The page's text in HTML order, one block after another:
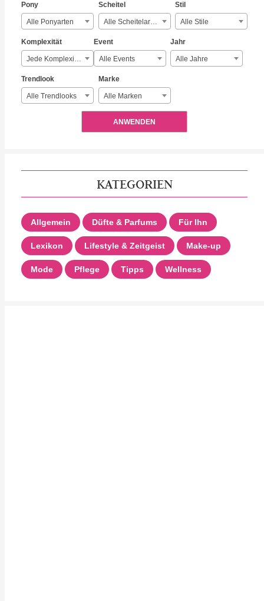
Pony
Alle Ponyarten
Scheitel
Alle Scheitelarten
Stil
Alle Stile
Komplexität
Jede Komplexität
Event
Alle Events
Jahr
Alle Jahre
Trendlook
Alle Trendlooks
Marke
Alle Marken
ANWENDEN
KATEGORIEN
Allgemein Düfte & Parfums Für Ihn
Lexikon Lifestyle & Zeitgeist Make-up
Mode Pflege Tipps Wellness